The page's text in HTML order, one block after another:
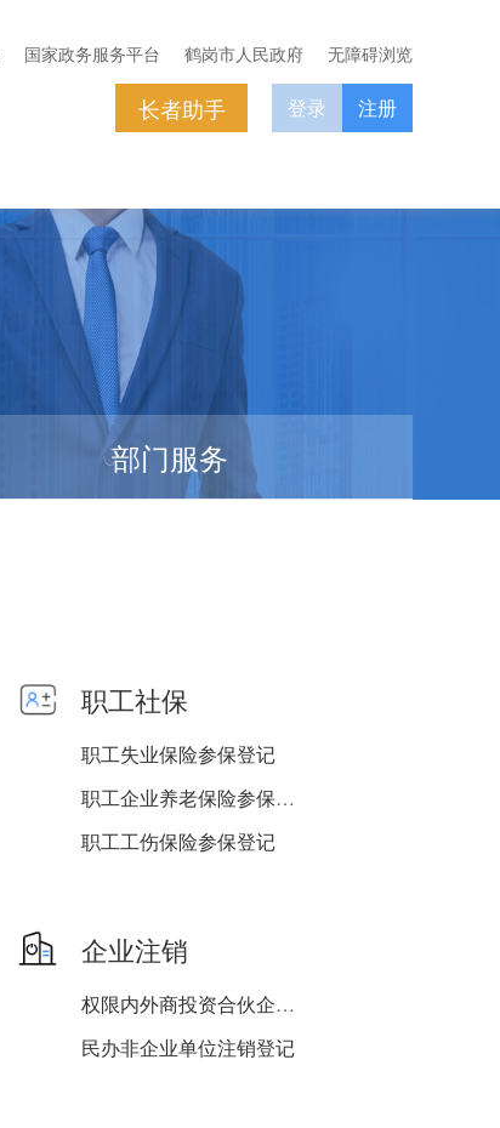
国家政务服务平台 鹤岗市人民政府 无障碍浏览
登录 注册
长者助手
部门服务
职工社保
职工失业保险参保登记
职工企业养老保险参保登记
职工工伤保险参保登记
企业注销
权限内外商投资合伙企业注...
民办非企业单位注销登记